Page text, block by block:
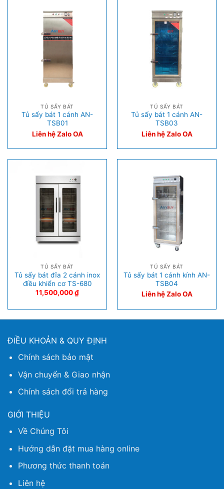
TỦ SẤY BÁT
Tủ sấy bát 1 cánh AN-
TSB01
Liên hệ Zalo OA
TỦ SẤY BÁT
Tủ sấy bát 1 cánh AN-
TSB03
Liên hệ Zalo OA
TỦ SẤY BÁT
Tủ sấy bát đĩa 2 cánh inox
điều khiển cơ TS-680
11,500,000₫
TỦ SẤY BÁT
Tủ sấy bát 1 cánh kính AN-
TSB04
Liên hệ Zalo OA
ĐIỀU KHOẢN & QUY ĐỊNH
Chính sách bảo mật
Vận chuyển & Giao nhận
Chính sách đổi trả hàng
GIỚI THIỆU
Về Chúng Tôi
Hướng dẫn đặt mua hàng online
Phương thức thanh toán
Liên hệ